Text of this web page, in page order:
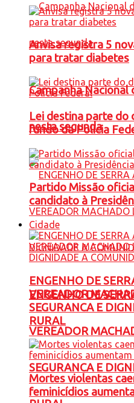
Campanha Nacional
nesta segunda
ENGENHO DE
VEREADOR
SEGURANCA E
Anvisa registra 5
para tratar diabetes
Lei destina parte do
fundo da Polícia
Partido Missão
candidato à
Cidade
ENGENHO DE
VEREADOR
SEGURANCA E
RURAL
Mortes violentas
feminicídios